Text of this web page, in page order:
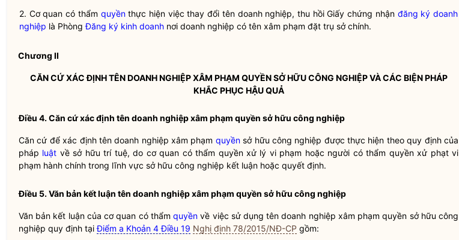
2. Cơ quan có thẩm quyềnthực hiện việc thay đổi tên doanh nghiệp, thu hồi Giấy chứng nhận đăng ký doanh
nghiệp là PhòngĐăng ký kinh doanh nơi doanh nghiệp có tên xâm phạm đặt trụ sở chính.
Chương II
CĂN CỨ XÁC ĐỊNH TÊN DOANH NGHIỆP XÂM PHẠM QUYỀN SỞ HỮU CÔNG NGHIỆP VÀ CÁC BIỆN PHÁP
KHẮC PHỤC HẬU QUẢ
Điều 4. Căn cứ xác định tên doanh nghiệp xâm phạm quyền sở hữu công nghiệp
Căn cứ để xác định tên doanh nghiệp xâm phạm quyềnsở hữu công nghiệp được thực hiện theo quy định của
pháp luật về sở hữu trí tuệ, do cơ quan có thẩm quyềnxử lý vi phạm hoặc người có thẩm quyềnxử phạt vi
phạm hành chính trong lĩnh vực sở hữu công nghiệp kết luận hoặc quyết định.
Điều 5. Văn bản kết luận tên doanh nghiệp xâm phạm quyền sở hữu công nghiệp
Văn bản kết luận của cơ quan có thẩmquyền về việc sử dụng tên doanh nghiệp xâm phạmquyền sở hữu công
nghiệp quy định tạiĐiểm a Khoản 4 Điều 19 Nghị định 78/2015/NĐ-CP gồm: